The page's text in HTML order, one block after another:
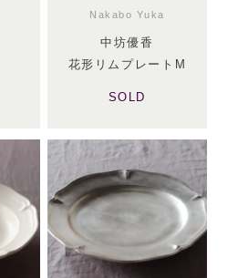
Nakabo Yuka
中坊優香
花形リムプレートM
SOLD